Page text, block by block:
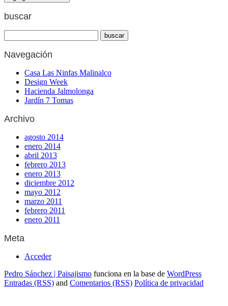
buscar
Navegación
Casa Las Ninfas Malinalco
Design Week
Hacienda Jalmolonga
Jardín 7 Tomas
Archivo
agosto 2014
enero 2014
abril 2013
febrero 2013
enero 2013
diciembre 2012
mayo 2012
marzo 2011
febrero 2011
enero 2011
Meta
Acceder
Pedro Sánchez | Paisajismo funciona en la base de WordPress
Entradas (RSS) and Comentarios (RSS) Política de privacidad